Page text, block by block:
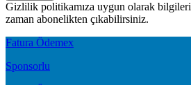
Gizlilik politikamıza uygun olarak
zaman abonelikten çıkabilirsiniz.
Fatura Ödemex
Sponsorlu